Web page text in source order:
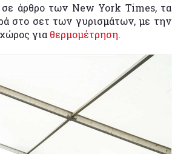
σε άρθρο των New York Times, τα
στο σετ των γυρισμάτων, με την
για θερμομέτρηση.